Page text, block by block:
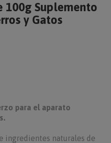
100g Suplemento
y Gatos
para el aparato
ingredientes naturales de